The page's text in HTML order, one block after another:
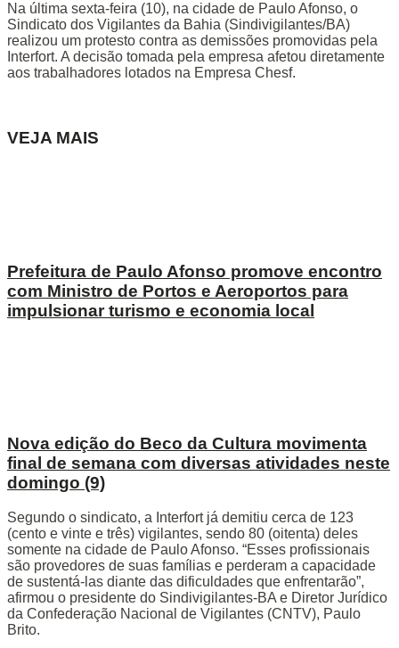
Na última sexta-feira (10), na cidade de Paulo Afonso, o
Sindicato dos Vigilantes da Bahia (Sindivigilantes/BA)
realizou um protesto contra as demissões promovidas pela
Interfort. A decisão tomada pela empresa afetou diretamente
aos trabalhadores lotados na Empresa Chesf.
VEJA MAIS
Prefeitura de Paulo Afonso promove encontro
com Ministro de Portos e Aeroportos para
impulsionar turismo e economia local
Nova edição do Beco da Cultura movimenta
final de semana com diversas atividades neste
domingo (9)
Segundo o sindicato, a Interfort já demitiu cerca de 123
(cento e vinte e três) vigilantes, sendo 80 (oitenta) deles
somente na cidade de Paulo Afonso. “Esses profissionais
são provedores de suas famílias e perderam a capacidade
de sustentá-las diante das dificuldades que enfrentarão”,
afirmou o presidente do Sindivigilantes-BA e Diretor Jurídico
da Confederação Nacional de Vigilantes (CNTV), Paulo
Brito.